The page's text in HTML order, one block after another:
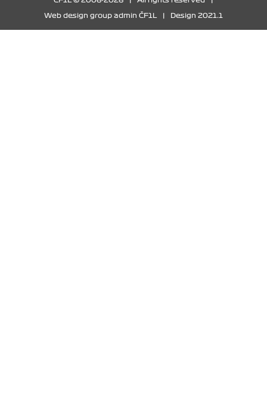
Web design group admin ČF1L Design 2021.1